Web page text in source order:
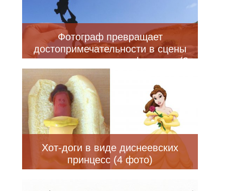
Фотограф превращает
достопримечательности в сцены
из диснеевских мультфильмов (8
Хот-доги в виде диснеевских
принцесс (4 фото)